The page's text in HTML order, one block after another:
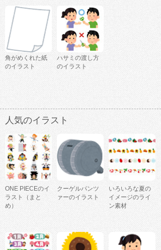
角がめくれた紙
のイラスト
ハサミの渡し方
のイラスト
人気のイラスト
ONE PIECEのイ
ラスト（まと
め）
クーゲルパンツ
ァーのイラスト
いろいろな夏の
イメージのライ
ン素材